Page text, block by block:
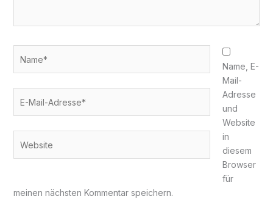
Mail-
Name, E-
Mail-
Adresse
und
Website
in
diesem
Browser
für
meinen nächsten Kommentar speichern.